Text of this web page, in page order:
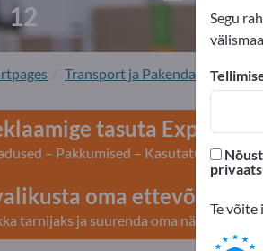
12 12
Transport ja Pakendamine
tasuta
– Pakkumised – Kasutatud
oma ettevõte ja
tarnijaks ja suurenda oma
Segu
Te võite